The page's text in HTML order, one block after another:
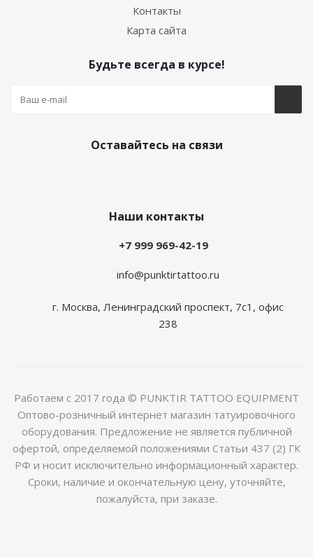
Контакты
Карта сайта
Будьте всегда в курсе!
Оставайтесь на связи
Наши контакты
+7 999 969-42-19
info@punktirtattoo.ru
г. Москва, Ленинградский проспект, 7с1, офис
238
Работаем с 2017 года © PUNKTIR TATTOO EQUIPMENT
Оптово-розничный интернет магазин татуировочного
оборудования. Предложение не является публичной
офертой, определяемой положениями Статьи 437 (2) ГК
РФ и носит исключительно информационный характер.
Сроки, наличие и окончательную цену, уточняйте,
пожалуйста, при заказе.